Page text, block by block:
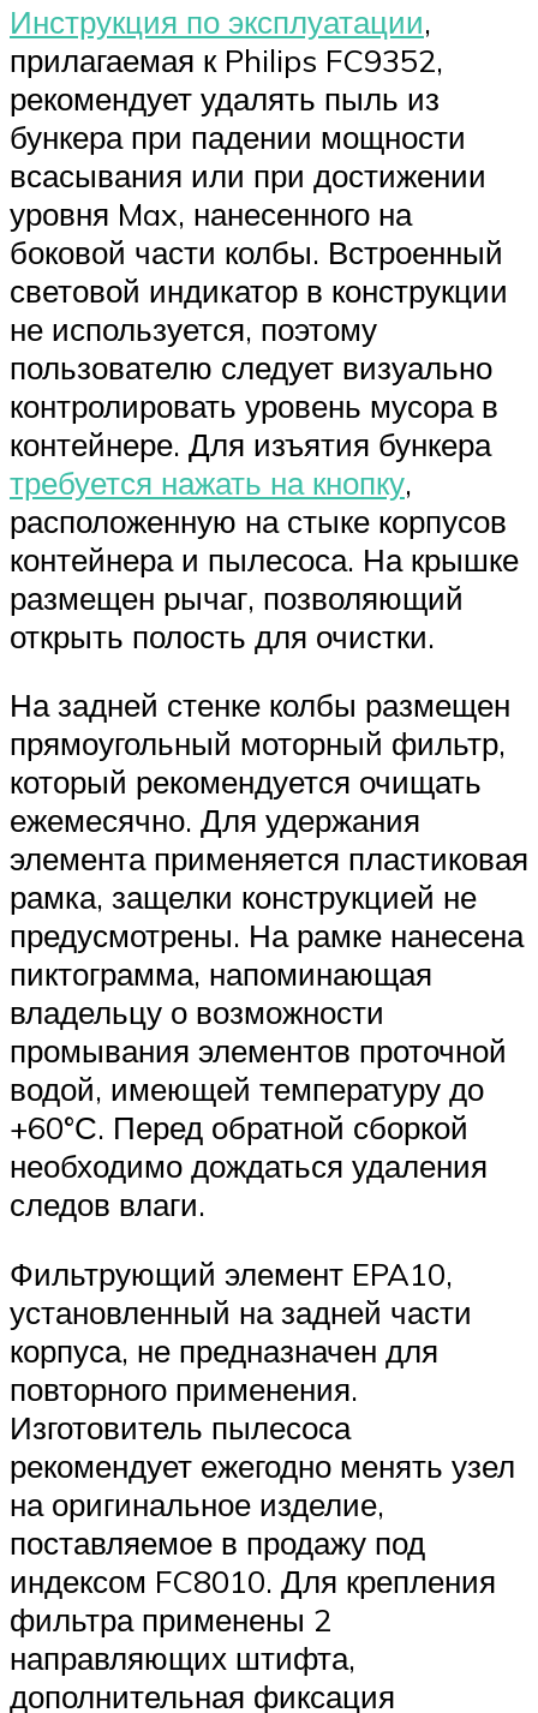
Инструкция по эксплуатации,
прилагаемая к Philips FC9352,
рекомендует удалять пыль из
бункера при падении мощности
всасывания или при достижении
уровня Max, нанесенного на
боковой части колбы. Встроенный
световой индикатор в конструкции
не используется, поэтому
пользователю следует визуально
контролировать уровень мусора в
контейнере. Для изъятия бункера
требуется нажать на кнопку,
расположенную на стыке корпусов
контейнера и пылесоса. На крышке
размещен рычаг, позволяющий
открыть полость для очистки.
На задней стенке колбы размещен
прямоугольный моторный фильтр,
который рекомендуется очищать
ежемесячно. Для удержания
элемента применяется пластиковая
рамка, защелки конструкцией не
предусмотрены. На рамке нанесена
пиктограмма, напоминающая
владельцу о возможности
промывания элементов проточной
водой, имеющей температуру до
+60°С. Перед обратной сборкой
необходимо дождаться удаления
следов влаги.
Фильтрующий элемент EPA10,
установленный на задней части
корпуса, не предназначен для
повторного применения.
Изготовитель пылесоса
рекомендует ежегодно менять узел
на оригинальное изделие,
поставляемое в продажу под
индексом FC8010. Для крепления
фильтра применены 2
направляющих штифта,
дополнительная фиксация